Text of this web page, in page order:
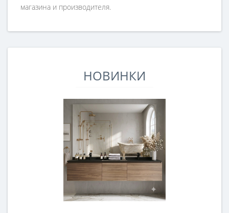
магазина и производителя.
НОВИНКИ